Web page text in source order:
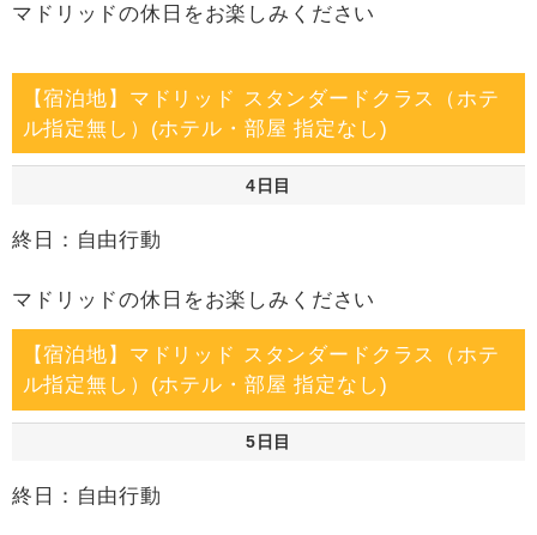
マドリッドの休日をお楽しみください
【宿泊地】マドリッド スタンダードクラス（ホテ
ル指定無し）(ホテル・部屋 指定なし)
4日目
終日：自由行動
マドリッドの休日をお楽しみください
【宿泊地】マドリッド スタンダードクラス（ホテ
ル指定無し）(ホテル・部屋 指定なし)
5日目
終日：自由行動